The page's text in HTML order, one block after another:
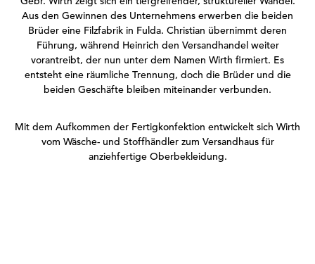
Aus den Gewinnen des Unternehmens erwerben die beiden
Brüder eine Filzfabrik in Fulda. Christian übernimmt deren
Führung, während Heinrich den Versandhandel weiter
vorantreibt, der nun unter dem Namen Wirth firmiert. Es
entsteht eine räumliche Trennung, doch die Brüder und die
beiden Geschäfte bleiben miteinander verbunden.
Mit dem Aufkommen der Fertigkonfektion entwickelt sich Wirth
vom Wäsche- und Stoffhändler zum Versandhaus für
anziehfertige Oberbekleidung.